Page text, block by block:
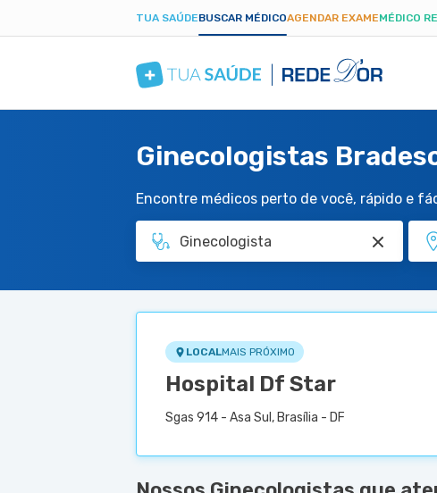
TUA SAÚDEBUSCAR MÉDICOAGENDAR EXAMEMÉDICO
Ginecologistas
Encontre médicos perto de você, rápido e
LOCALMAIS PRÓXIMO
Hospital Df Star
Sgas 914 - Asa Sul, Brasília - DF